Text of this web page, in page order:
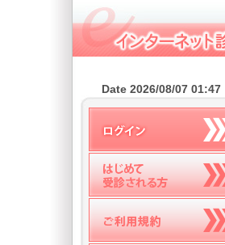
Date 2026/08/07 01:47